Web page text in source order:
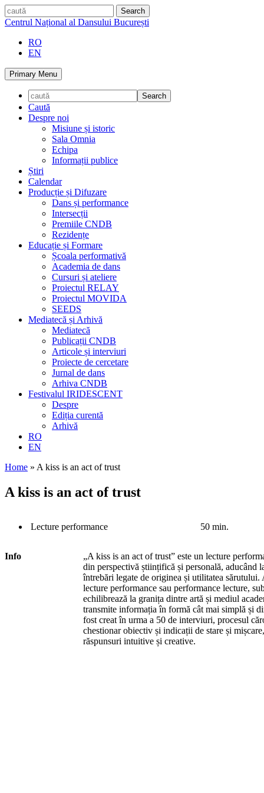
Skip
to
caută
Centrul Național al Dansului București
RO
EN
Primary Menu
Caută
Despre noi
Misiune și istoric
Sala Omnia
Echipa
Informații publice
Știri
Calendar
Producție și Difuzare
Dans și performance
Intersecții
Premiile CNDB
Rezidențe
Educație și Formare
Școala performativă
Academia de dans
Cursuri și ateliere
Proiectul RELAY
Proiectul MOVIDA
SEEDS
Mediatecă și Arhivă
Mediatecă
Publicații CNDB
Articole și interviuri
Proiecte de cercetare
Jurnal de dans
Arhiva CNDB
Festivalul IRIDESCENT
Despre
Ediția curentă
Arhivă
RO
EN
Home » A kiss is an act of trust
A kiss is an act of trust
Lecture performance 50 min.
Info
„A kiss is an act of trust” este un lecture
din perspectivă științifică și personală, aducând
întrebări legate de originea și utilitatea
lecture performance sau performance lecture,
echilibrează la granița dintre artă și mediul
transmite informația în formă cât mai simplă și
fost creat în urma a 50 de interviuri, procesul
chestionar obiectiv și indicații de stare și
răspunsuri intuitive și creative.